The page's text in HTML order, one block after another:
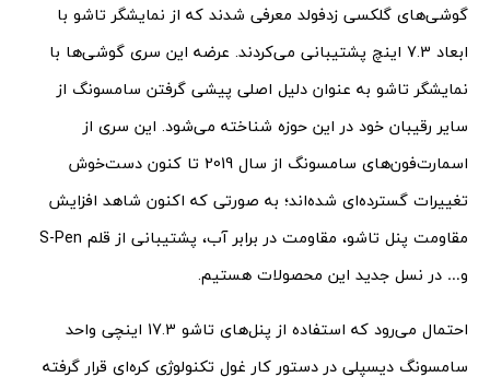
گوشی‌های گلکسی زدفولد معرفی شدند که از نمایشگر تاشو با
ابعاد 7.3 اینچ پشتیبانی می‌کردند. عرضه این سری گوشی‌ها با
نمایشگر تاشو به عنوان دلیل اصلی پیشی گرفتن سامسونگ از
سایر رقیبان خود در این حوزه شناخته می‌شود. این سری از
اسمارت‌فون‌های سامسونگ از سال 2019 تا کنون دست‌خوش
تغییرات گسترده‌ای شده‌اند؛ به صورتی که اکنون شاهد افزایش
مقاومت پنل تاشو، مقاومت در برابر آب، پشتیبانی از قلم S-Pen
و… در نسل جدید این محصولات هستیم.
احتمال می‌رود که استفاده از پنل‌های تاشو 17.3 اینچی واحد
سامسونگ دیسپلی در دستور کار غول تکنولوژی کره‌ای قرار گرفته